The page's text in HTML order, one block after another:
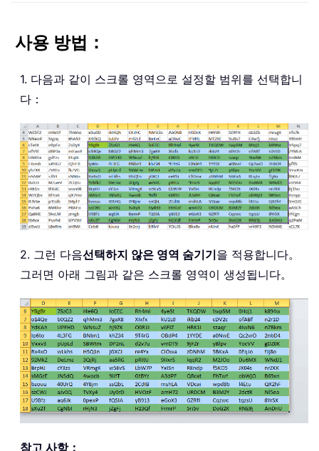
사용 방법：
1. 다음과 같이 스크롤 영역으로 설정할 범위를 선택합니
다：
2. 그런 다음선택하지 않은 영역 숨기기을 적용합니다。
그러면 아래 그림과 같은 스크롤 영역이 생성됩니다。
참고 사항：